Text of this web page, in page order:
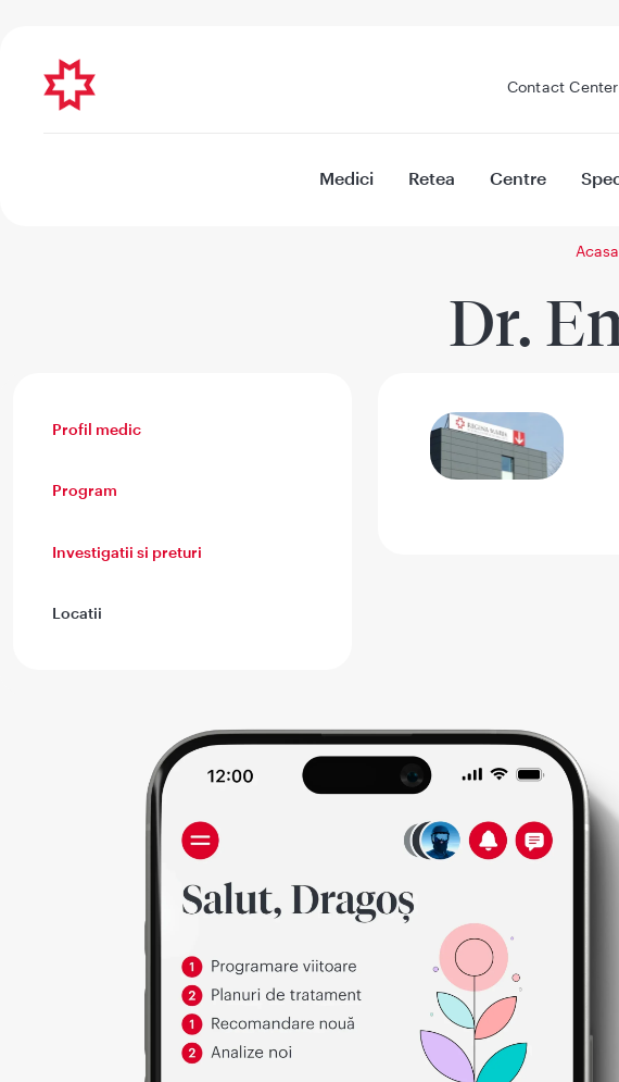
Contact Center
Medici Retea Centre
Acasa
Dr.
Profil medic
Program
Investigatii si preturi
Locatii